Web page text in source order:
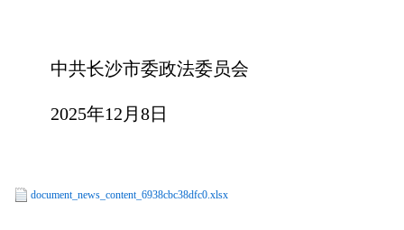
中共长沙市委政法委员会
2025年12月8日
document_news_content_6938cbc38dfc0.xlsx